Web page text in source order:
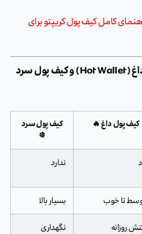
کامل کیف پول کریپتو برای
تفاوت کیف پول داغ (Hot Wallet) و کیف پول سرد
داغ 🔥
کیف پول سرد
خوب بسیار بالا
نگهداری